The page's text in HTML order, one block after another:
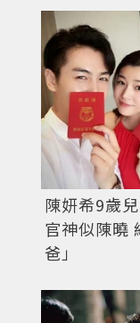
劉在錫。圖／摘自
陳妍希9歲
官神似陳曉
爸」